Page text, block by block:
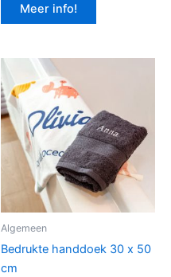
Meer info!
Algemeen
Bedrukte handdoek 30 x 50
cm